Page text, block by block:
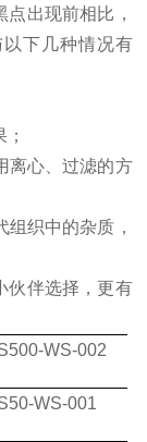
出现前相比，
下几种情况有
离心、过滤的方
织中的杂质，
伙伴选择，更有
WS-002
WS-001